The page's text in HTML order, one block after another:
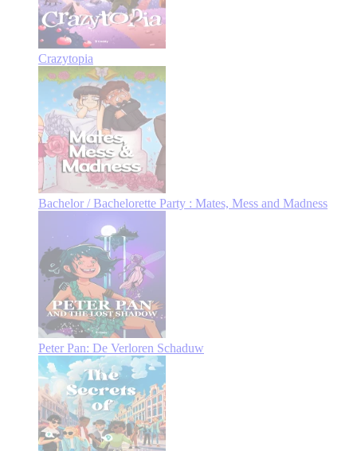
Crazytopia
Bachelor / Bachelorette Party : Mates, Mess and Madness
Peter Pan: De Verloren Schaduw